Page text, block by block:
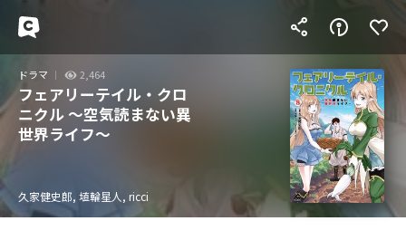
ドラマ 2,464
フェアリーテイル・クロ
ニクル ～空気読まない異
世界ライフ～
久家健史郎, 埴輪星人, ricci